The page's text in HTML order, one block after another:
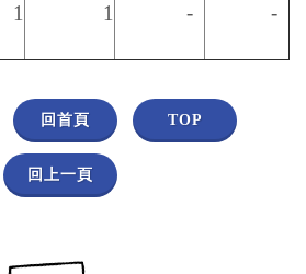
1 1 - -
回首頁 TOP
回上一頁